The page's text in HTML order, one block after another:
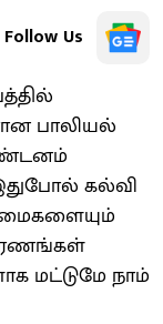
Follow Us
பாலியல்
கல்வி
மட்டுமே நாம்